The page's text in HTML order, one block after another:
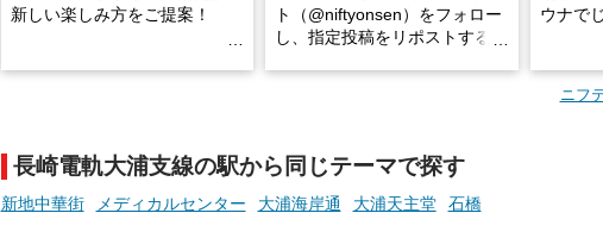
新しい楽しみ方をご提案！
手相やタロットなど気軽に楽し
める占いで、“ととのう”おふろ
時間を、もっと特別に。
ト（@niftyonsen）をフォロー
し、指定投稿をリポストする
ウナで
そんな
ニフ
長崎電軌大浦支線の駅から同じテーマで探す
新地中華街 メディカルセンター 大浦海岸通 大浦天主堂 石橋